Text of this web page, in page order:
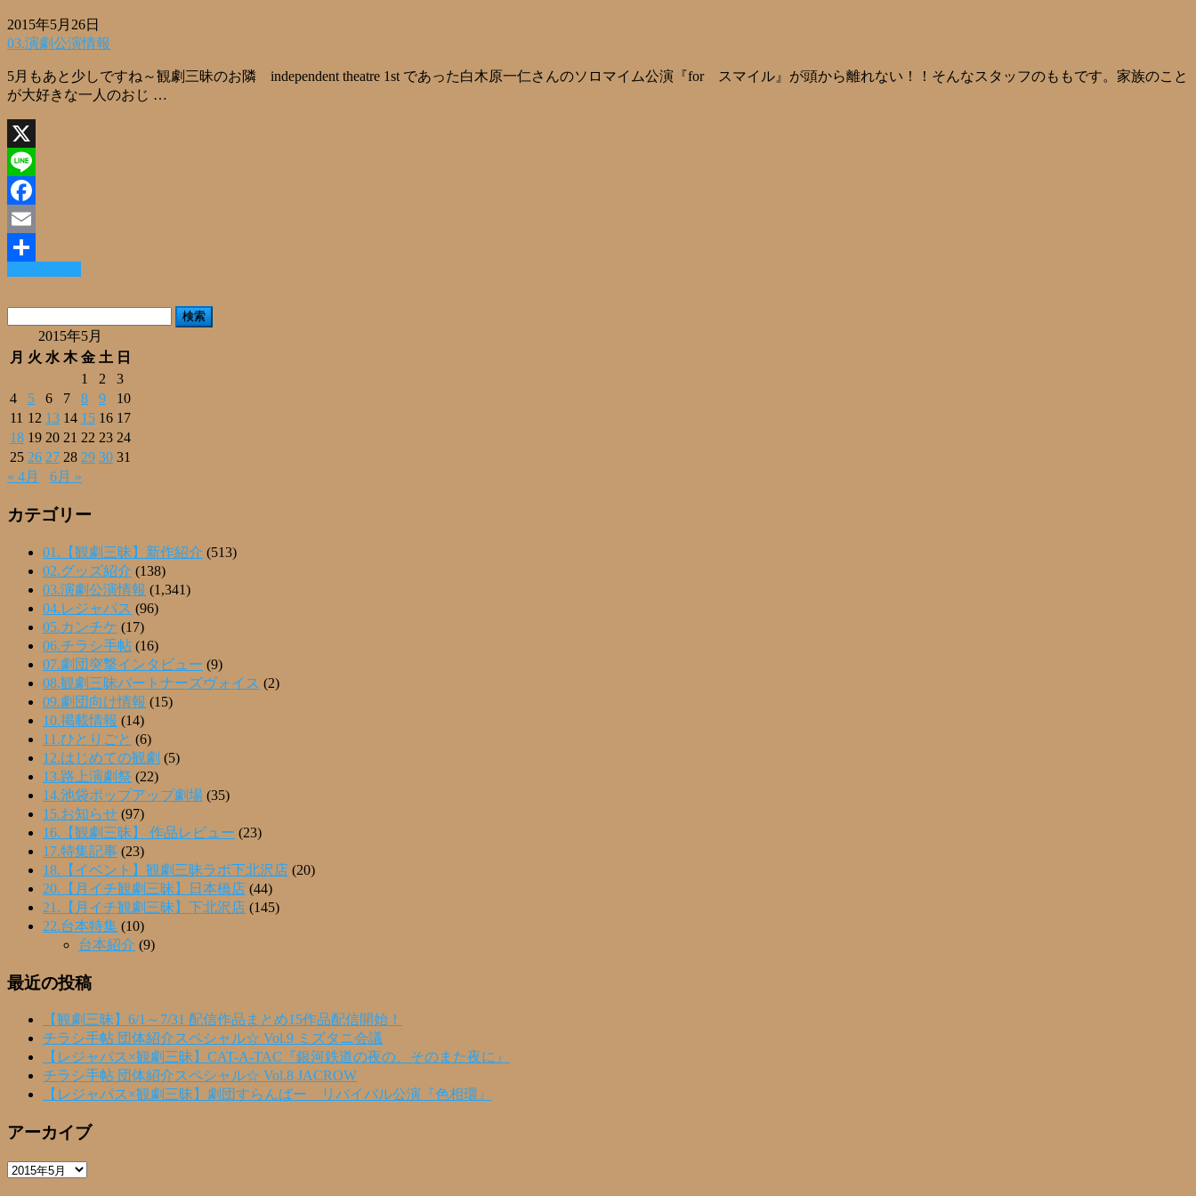
2015年5月26日
03.演劇公演情報
5月もあと少しですね～観劇三昧のお隣 independent theatre 1st であった白木原一仁さんのソロマイム公演『for スマイル』が頭から離れない！！そんなスタッフのももです。家族のこと
が大好きな一人のおじ …
X
Line
Facebook
Email
共
有
2015年5月
月 火 水 木 金 土 日
1
2
3
4
5 6 7 8 9
10
11 12 13 14 15 16 17
18 19 20 21 22 23 24
25 26 27 28 29 30 31
« 4月
6月 »
カテゴリー
01.【観劇三昧】新作紹介 (513)
02.グッズ紹介 (138)
03.演劇公演情報 (1,341)
04.レジャパス (96)
05.カンチケ (17)
06.チラシ手帖 (16)
07.劇団突撃インタビュー (9)
08.観劇三昧パートナーズヴォイス (2)
09.劇団向け情報 (15)
10.掲載情報 (14)
11.ひとりごと (6)
12.はじめての観劇 (5)
13.路上演劇祭 (22)
14.池袋ポップアップ劇場 (35)
15.お知らせ (97)
16.【観劇三昧】 作品レビュー (23)
17.特集記事 (23)
18.【イベント】観劇三昧ラボ下北沢店 (20)
20.【月イチ観劇三昧】日本橋店 (44)
21.【月イチ観劇三昧】下北沢店 (145)
22.台本特集 (10)
台本紹介 (9)
最近の投稿
【観劇三昧】6/1～7/31 配信作品まとめ15作品配信開始！
チラシ手帖 団体紹介スペシャル☆ Vol.9 ミズタニ会議
【レジャパス×観劇三昧】CAT-A-TAC『銀河鉄道の夜の、そのまた夜に』
チラシ手帖 団体紹介スペシャル☆ Vol.8 JACROW
【レジャパス×観劇三昧】劇団すらんばー リバイバル公演『色相環』
アーカイブ
ア